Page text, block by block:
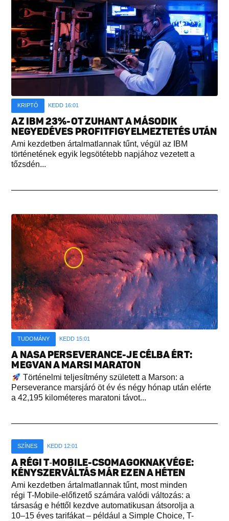
KRIPTÓ KEDD 16:01
AZ IBM 23%-OT ZUHANT A MÁSODIK
NEGYEDÉVES PROFITFIGYELMEZTETÉS UTÁN
Ami kezdetben ártalmatlannak tűnt, végül az IBM
történetének egyik legsötétebb napjához vezetett a
tőzsdén...
TUDOMÁNY KEDD 15:01
A NASA PERSEVERANCE-JE CÉLBA ÉRT:
MEGVAN A MARSI MARATON
Történelmi teljesítmény született a Marson: a
Perseverance marsjáró öt év és négy hónap után elérte
a 42,195 kilométeres maratoni távot...
SZÍNES KEDD 12:01
A RÉGI T‑MOBILE-CSOMAGOKNAK VÉGE:
KÉNYSZERVÁLTÁS MÁR EZEN A HÉTEN
Ami kezdetben ártalmatlannak tűnt, most minden
régi T-Mobile-előfizető számára valódi változás: a
társaság e héttől kezdve automatikusan átsorolja a
10–15 éves tarifákat – például a Simple Choice, T-